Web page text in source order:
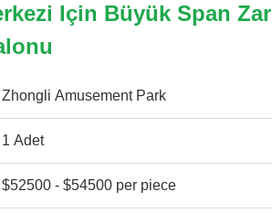
Için Büyük Span Zar
Zhongli Amusement Park
1 Adet
$52500 - $54500 per piece